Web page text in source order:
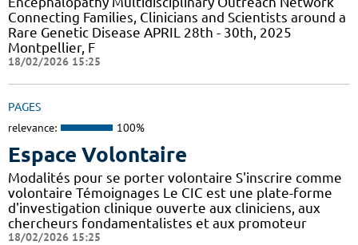
Connecting Families, Clinicians and Scientists around a
Rare Genetic Disease APRIL 28th - 30th, 2025
Montpellier, F
18/02/2026 15:25
PAGES
relevance: 100%
Espace Volontaire
Modalités pour se porter volontaire S'inscrire comme
volontaire Témoignages Le CIC est une plate-forme
d'investigation clinique ouverte aux cliniciens, aux
chercheurs fondamentalistes et aux promoteur
18/02/2026 15:25